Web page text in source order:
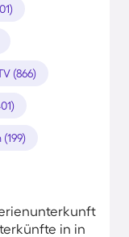
(866)
in in